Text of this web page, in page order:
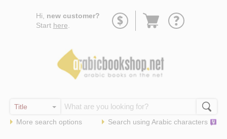
Hi, new customer?
Start here
Go
More search options Search using Arabic characters